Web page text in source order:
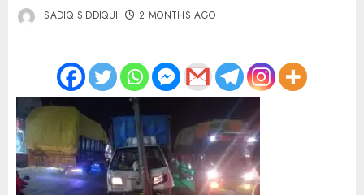
SADIQ SIDDIQUI 2 MONTHS AGO